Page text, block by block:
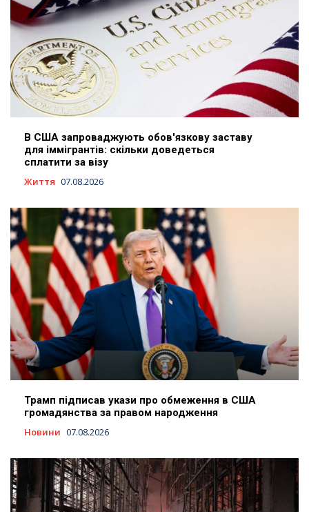
В США запроваджують обов'язкову заставу
для іммігрантів: скільки доведеться
сплатити за візу
Життя 07.08.2026
Трамп підписав укази про обмеження в США
громадянства за правом народження
Новини 07.08.2026